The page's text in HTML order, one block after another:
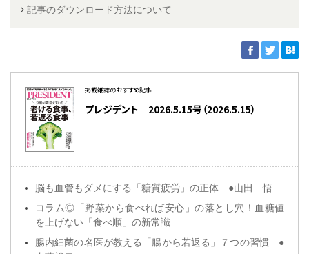
記事のダウンロード方法について
掲載雑誌のおすすめ記事
プレジデント 2026.5.15号（2026.5.15）
脳も血管もダメにする「糖質疲労」の正体 ●山田 悟
コラム◎「野菜から食べれば安心」の落とし穴！血糖値
を上げない「食べ順」の新常識
腸内細菌の名医が教える「腸から若返る」７つの習慣 ●